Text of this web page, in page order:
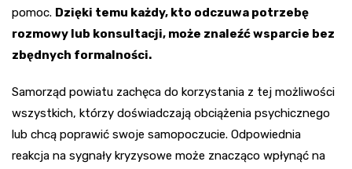
pomoc. Dzięki temu każdy, kto odczuwa potrzebę
rozmowy lub konsultacji, może znaleźć wsparcie bez
zbędnych formalności.
Samorząd powiatu zachęca do korzystania z tej możliwości
wszystkich, którzy doświadczają obciążenia psychicznego
lub chcą poprawić swoje samopoczucie. Odpowiednia
reakcja na sygnały kryzysowe może znacząco wpłynąć na